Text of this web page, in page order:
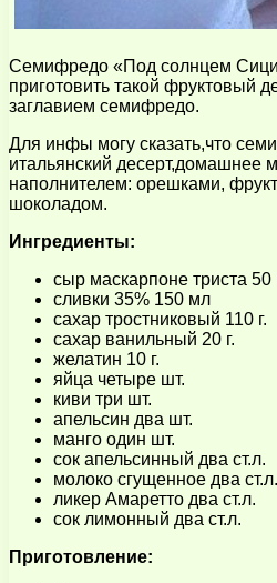
Семифредо «Под солнцем
приготовить такой фруктовый
заглавием семифредо.
Для инфы могу сказать,что
итальянский десерт,домашнее
наполнителем: орешками,
шоколадом.
Ингредиенты:
сыр маскарпоне триста 50
сливки 35% 150 мл
сахар тростниковый 110 г.
сахар ванильный 20 г.
желатин 10 г.
яйца четыре шт.
киви три шт.
апельсин два шт.
манго один шт.
сок апельсинный два ст.л.
молоко сгущенное два ст.л.
ликер Амаретто два ст.л.
сок лимонный два ст.л.
Приготовление: